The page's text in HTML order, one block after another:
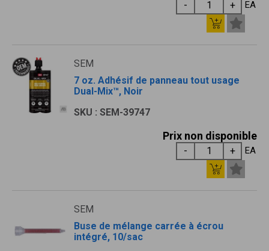
EA
SEM
7 oz. Adhésif de panneau tout usage
Dual-Mix™, Noir
SKU : SEM-39747
Prix non disponible
EA
SEM
Buse de mélange carrée à écrou
intégré, 10/sac